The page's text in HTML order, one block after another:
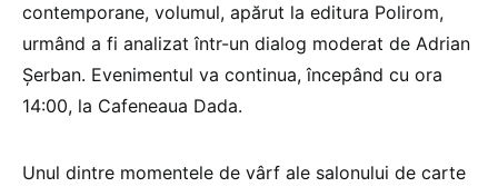
contemporane, volumul, apărut la editura Polirom,
urmând a fi analizat într-un dialog moderat de Adrian
Șerban. Evenimentul va continua, începând cu ora
14:00, la Cafeneaua Dada.
Unul dintre momentele de vârf ale salonului de carte